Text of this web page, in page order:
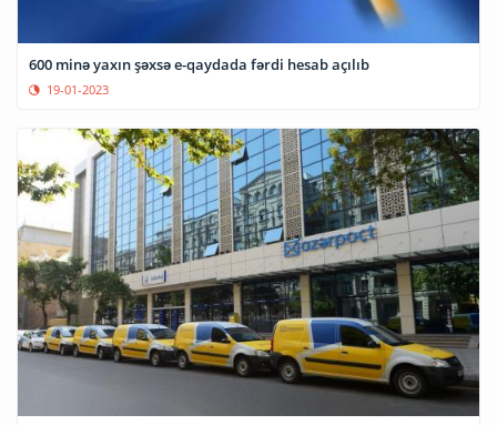
600 minə yaxın şəxsə e-qaydada fərdi hesab açılıb
19-01-2023